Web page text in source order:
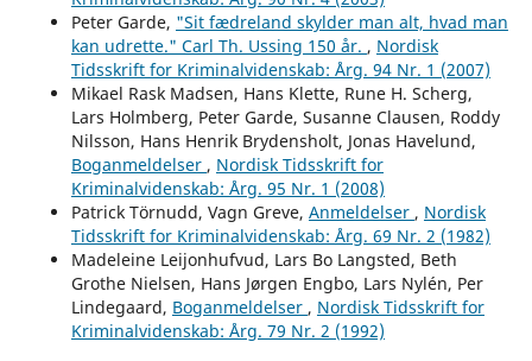
Peter Garde, "Sit fædreland skylder man alt, hvad man
kan udrette." Carl Th. Ussing 150 år. , Nordisk
Tidsskrift for Kriminalvidenskab: Årg. 94 Nr. 1 (2007)
Mikael Rask Madsen, Hans Klette, Rune H. Scherg,
Lars Holmberg, Peter Garde, Susanne Clausen, Roddy
Nilsson, Hans Henrik Brydensholt, Jonas Havelund,
Boganmeldelser , Nordisk Tidsskrift for
Kriminalvidenskab: Årg. 95 Nr. 1 (2008)
Patrick Törnudd, Vagn Greve, Anmeldelser , Nordisk
Tidsskrift for Kriminalvidenskab: Årg. 69 Nr. 2 (1982)
Madeleine Leijonhufvud, Lars Bo Langsted, Beth
Grothe Nielsen, Hans Jørgen Engbo, Lars Nylén, Per
Lindegaard, Boganmeldelser , Nordisk Tidsskrift for
Kriminalvidenskab: Årg. 79 Nr. 2 (1992)